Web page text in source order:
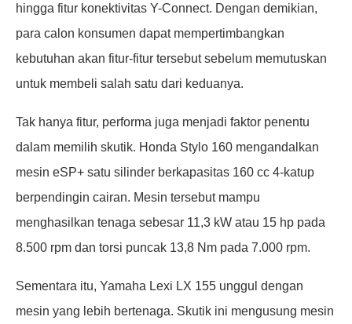
hingga fitur konektivitas Y-Connect. Dengan demikian,
para calon konsumen dapat mempertimbangkan
kebutuhan akan fitur-fitur tersebut sebelum memutuskan
untuk membeli salah satu dari keduanya.
Tak hanya fitur, performa juga menjadi faktor penentu
dalam memilih skutik. Honda Stylo 160 mengandalkan
mesin eSP+ satu silinder berkapasitas 160 cc 4-katup
berpendingin cairan. Mesin tersebut mampu
menghasilkan tenaga sebesar 11,3 kW atau 15 hp pada
8.500 rpm dan torsi puncak 13,8 Nm pada 7.000 rpm.
Sementara itu, Yamaha Lexi LX 155 unggul dengan
mesin yang lebih bertenaga. Skutik ini mengusung mesin